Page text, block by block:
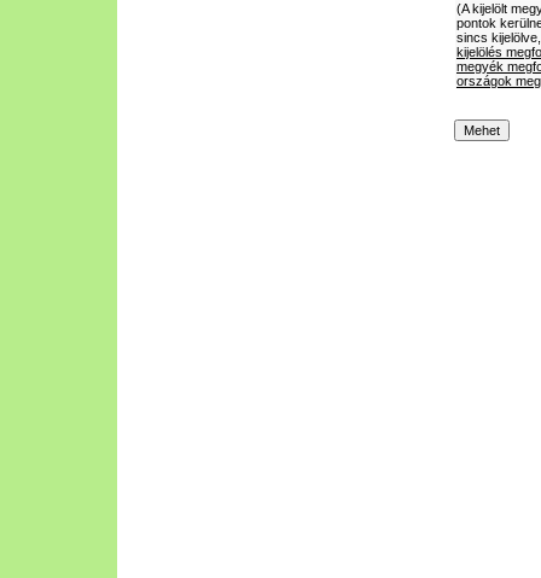
(A kijelölt
pontok
sincs
kijelölés
megyék
országok